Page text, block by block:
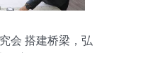
会 搭建桥梁，弘